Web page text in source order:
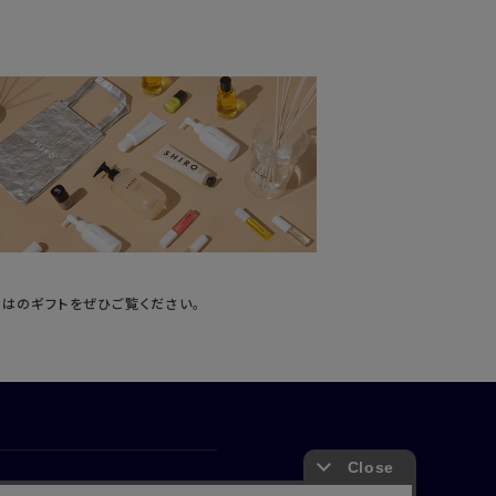
のギフトをぜひご覧ください。